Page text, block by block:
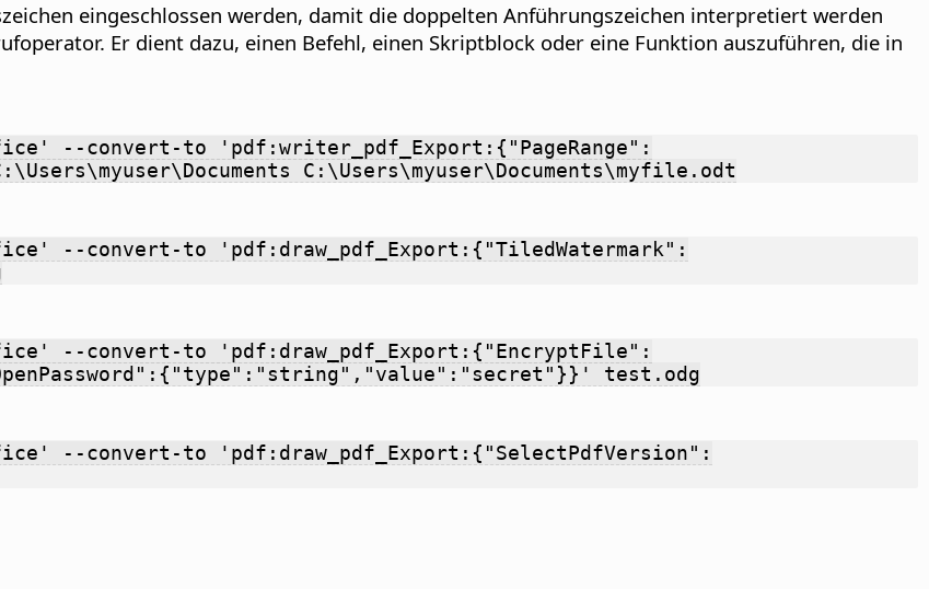
eingeschlossen werden, damit die doppelten Anführungszeichen interpretiert werden
Er dient dazu, einen Befehl, einen Skriptblock oder eine Funktion auszuführen, die in
--convert-to 'pdf:writer_pdf_Export:{"PageRange":
C:\Users\myuser\Documents\myfile.odt
--convert-to 'pdf:draw_pdf_Export:{"TiledWatermark":
--convert-to 'pdf:draw_pdf_Export:{"EncryptFile":
test.odg
--convert-to 'pdf:draw_pdf_Export:{"SelectPdfVersion":